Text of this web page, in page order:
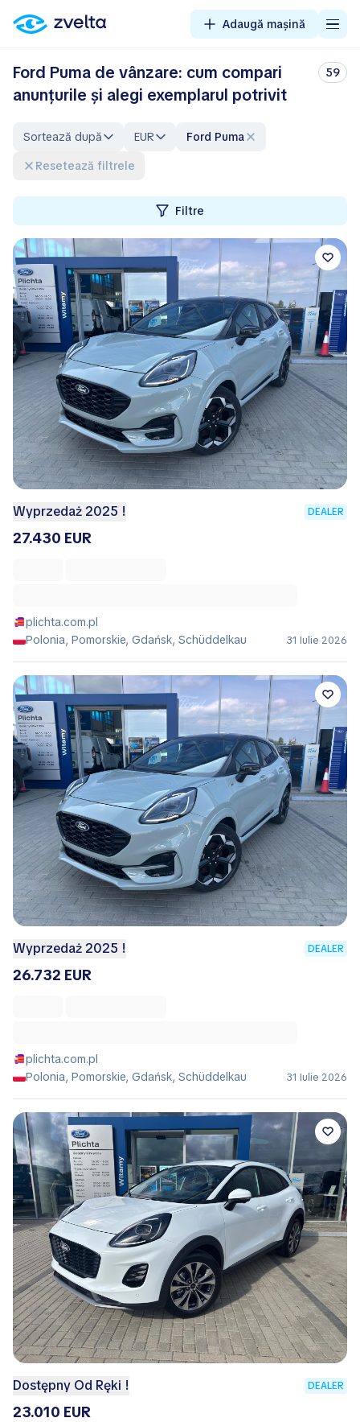
Adaugă mașină
Ford Puma de vânzare: cum compari
anunțurile și alegi exemplarul potrivit
59
Sortează după EUR
Ford Puma
Resetează filtrele
Filtre
Wyprzedaż 2025 ! DEALER
27.430 EUR
plichta.com.pl
Polonia, Pomorskie, Gdańsk, Schüddelkau
31 Iulie 2026
Wyprzedaż 2025 ! DEALER
26.732 EUR
plichta.com.pl
Polonia, Pomorskie, Gdańsk, Schüddelkau
31 Iulie 2026
Dostępny Od Ręki ! DEALER
23.010 EUR